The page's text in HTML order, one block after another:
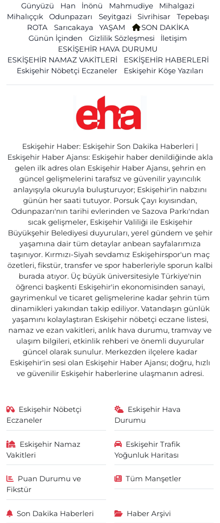
Günyüzü Han İnönü Mahmudiye
Mihalgazi
Mihalıççık
Odunpazarı Seyitgazi Sivrihisar
Tepebaşı
ROTA
Sarıcakaya YAŞAM
SON DAKİKA
Günün İçinden
Gizlilik Sözleşmesi
İletişim
ESKİŞEHİR HAVA DURUMU
ESKİŞEHİR NAMAZ VAKİTLERİ
ESKİŞEHİR HABERLERİ
Eskişehir Nöbetçi Eczaneler
Eskişehir Köşe Yazıları
Eskişehir Haber: Eskişehir Son Dakika Haberleri |
Eskişehir Haber Ajansı: Eskişehir haber denildiğinde akla
gelen ilk adres olan Eskişehir Haber Ajansı, şehrin en
güncel gelişmelerini tarafsız ve güvenilir yayıncılık
anlayışıyla okuruyla buluşturuyor; Eskişehir'in nabzını
günün her saati tutuyor. Porsuk Çayı kıyısından,
Odunpazarı'nın tarihi evlerinden ve Sazova Parkı'ndan
sıcak gelişmeler, Eskişehir Valiliği ile Eskişehir
Büyükşehir Belediyesi duyuruları, yerel gündem ve şehir
yaşamına dair tüm detaylar anbean sayfalarımıza
taşınıyor. Kırmızı-Siyah sevdamız Eskişehirspor'un maç
özetleri, fikstür, transfer ve spor haberleriyle sporun kalbi
burada atıyor. Üç büyük üniversitesiyle Türkiye'nin
öğrenci başkenti Eskişehir'in ekonomisinden sanayi,
gayrimenkul ve ticaret gelişmelerine kadar şehrin tüm
dinamikleri yakından takip ediliyor. Vatandaşın günlük
yaşamını kolaylaştıran Eskişehir nöbetçi eczane listesi,
namaz ve ezan vakitleri, anlık hava durumu, tramvay ve
ulaşım bilgileri, etkinlik rehberi ve önemli duyurular
güncel olarak sunulur. Merkezden ilçelere kadar
Eskişehir'in sesi olan Eskişehir Haber Ajansı; doğru, hızlı
ve güvenilir Eskişehir haberlerine ulaşmanın adresi.
Eskişehir Nöbetçi
Eczaneler
Eskişehir Hava
Durumu
Eskişehir Namaz
Vakitleri
Eskişehir Trafik
Yoğunluk Haritası
Puan Durumu ve
Fikstür
Tüm Manşetler
Son Dakika Haberleri Haber Arşivi